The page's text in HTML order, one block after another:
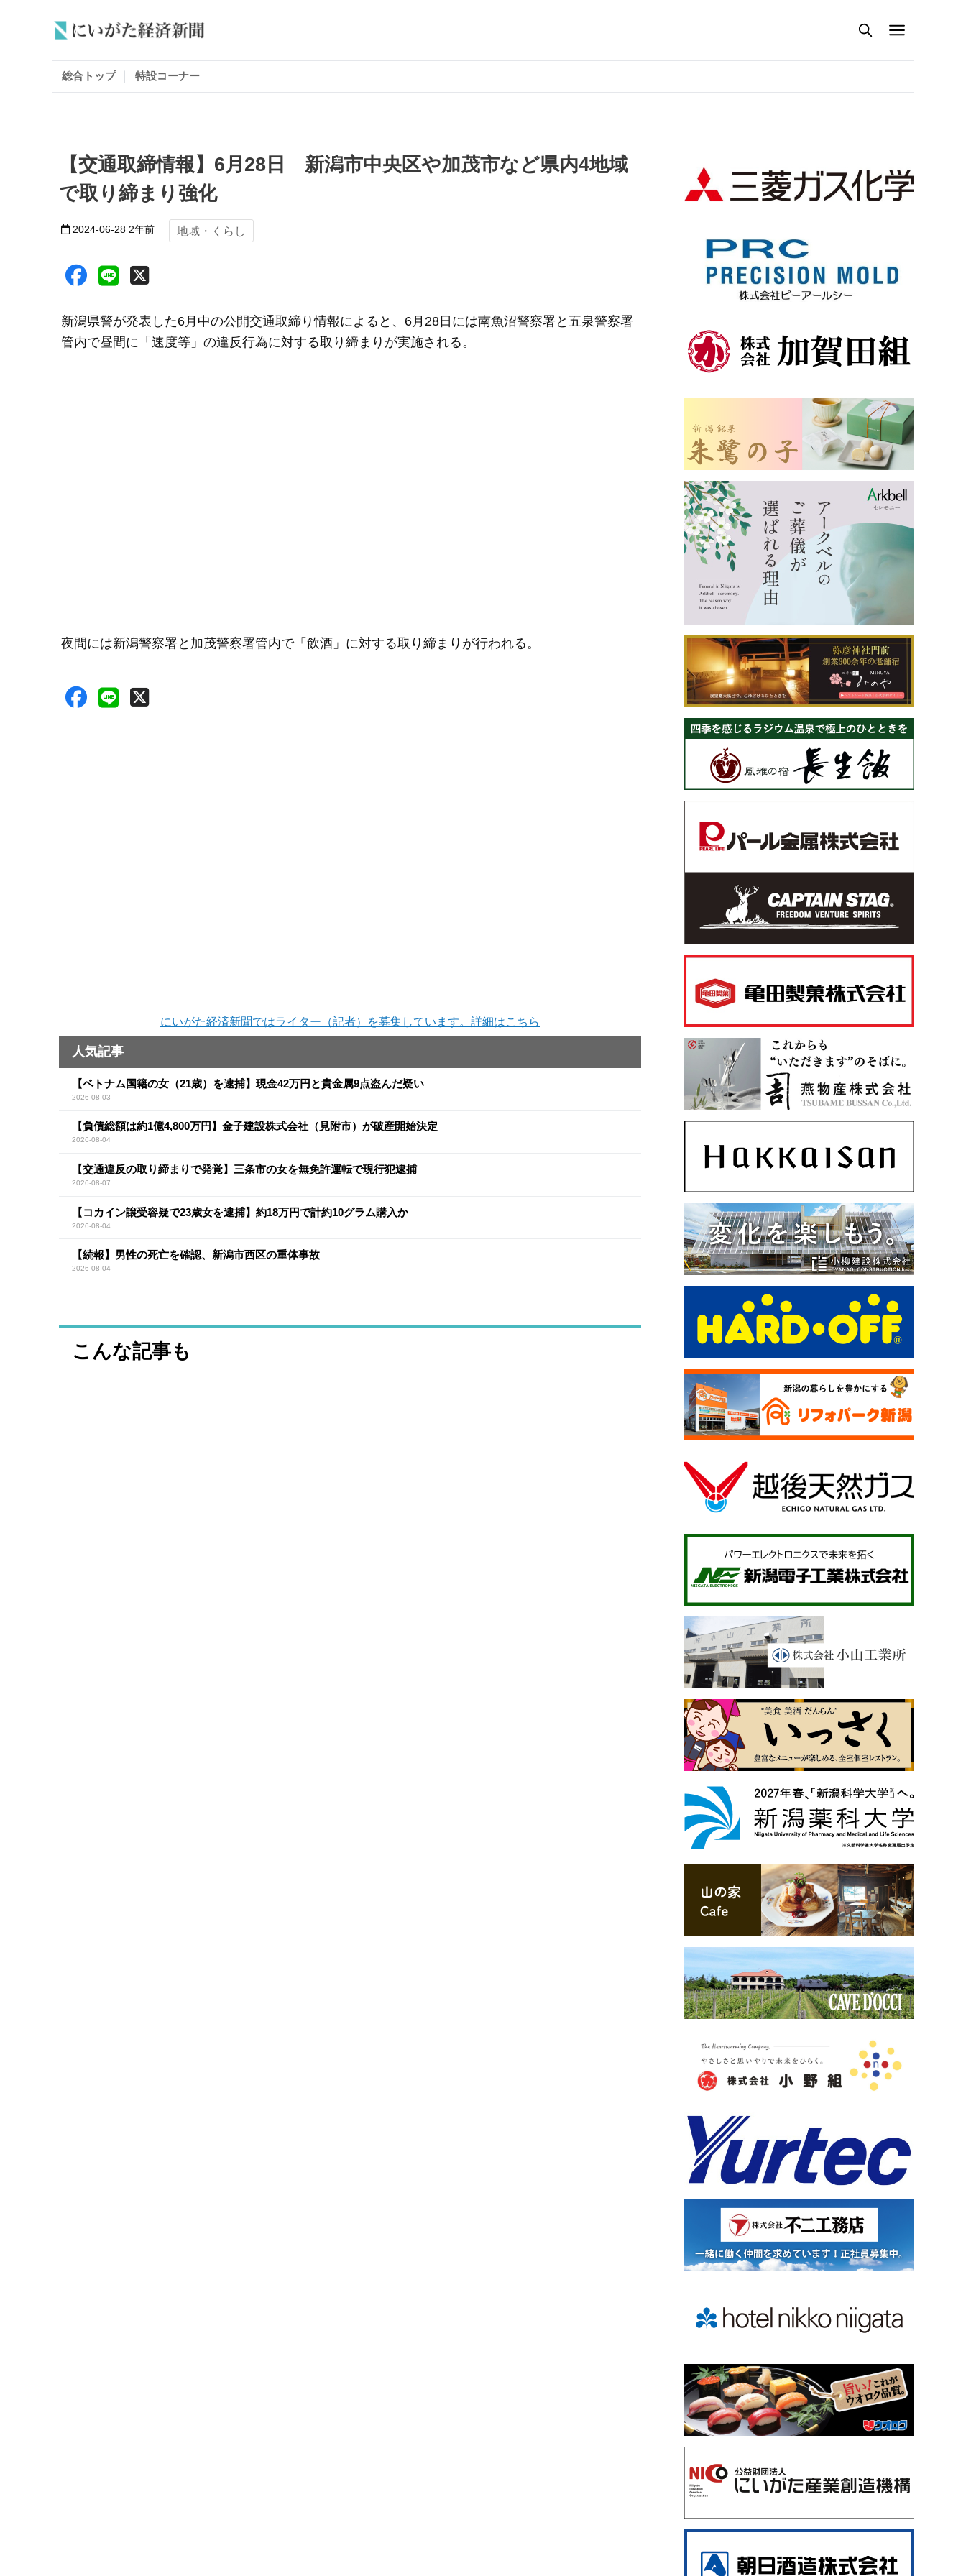
総合トップ 特設コーナー
【交通取締情報】6月28日 新潟市中央区や加茂市など県内4地域
で取り締まり強化
2024-06-28 2年前 地域・くらし
新潟県警が発表した6月中の公開交通取締り情報によると、6月28日には南魚沼警察署と五泉警察署
管内で昼間に「速度等」の違反行為に対する取り締まりが実施される。
夜間には新潟警察署と加茂警察署管内で「飲酒」に対する取り締まりが行われる。
にいがた経済新聞ではライター（記者）を募集しています。詳細はこちら
人気記事
【ベトナム国籍の女（21歳）を逮捕】現金42万円と貴金属9点盗んだ疑い
2026-08-03
【負債総額は約1億4,800万円】金子建設株式会社（見附市）が破産開始決定
2026-08-04
【交通違反の取り締まりで発覚】三条市の女を無免許運転で現行犯逮捕
2026-08-07
【コカイン譲受容疑で23歳女を逮捕】約18万円で計約10グラム購入か
2026-08-04
【続報】男性の死亡を確認、新潟市西区の重体事故
2026-08-04
こんな記事も